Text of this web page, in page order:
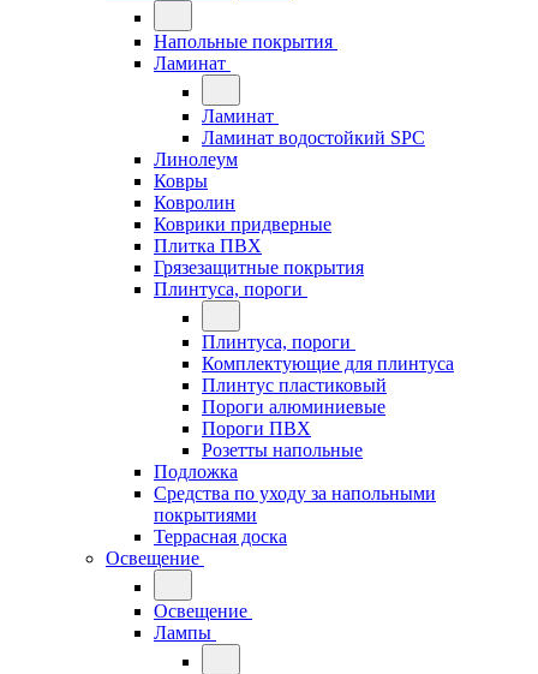
Напольные покрытия
Ламинат
Ламинат
Ламинат водостойкий SPC
Линолеум
Ковры
Ковролин
Коврики придверные
Плитка ПВХ
Грязезащитные покрытия
Плинтуса, пороги
Плинтуса, пороги
Комплектующие для плинтуса
Плинтус пластиковый
Пороги алюминиевые
Пороги ПВХ
Розетты напольные
Подложка
Средства по уходу за напольными
покрытиями
Террасная доска
Освещение
Освещение
Лампы